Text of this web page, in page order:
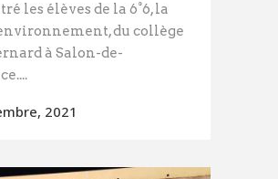
les élèves de la 6°6, la
du collège
à Salon-de-
2021